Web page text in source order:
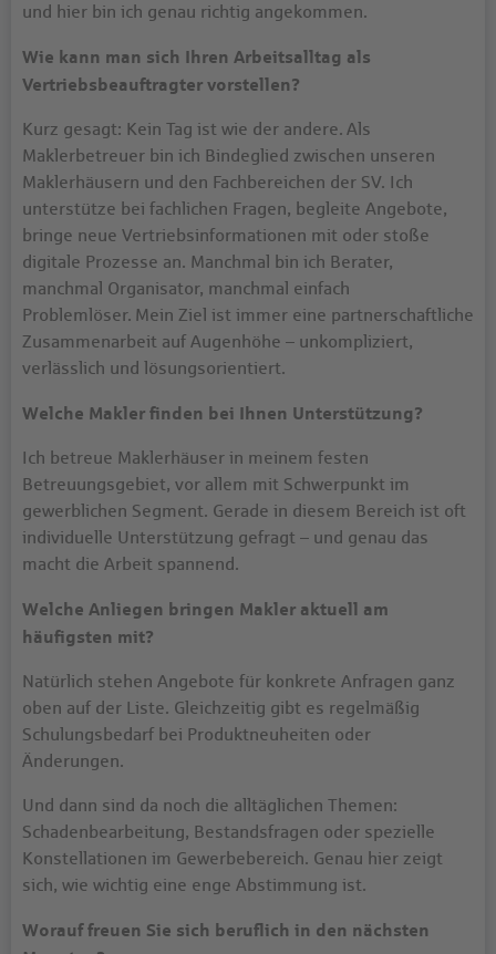
und hier bin ich genau richtig angekommen.
Wie kann man sich Ihren Arbeitsalltag als
Vertriebsbeauftragter vorstellen?
Kurz gesagt: Kein Tag ist wie der andere. Als
Maklerbetreuer bin ich Bindeglied zwischen unseren
Maklerhäusern und den Fachbereichen der SV. Ich
unterstütze bei fachlichen Fragen, begleite Angebote,
bringe neue Vertriebsinformationen mit oder stoße
digitale Prozesse an. Manchmal bin ich Berater,
manchmal Organisator, manchmal einfach
Problemlöser. Mein Ziel ist immer eine partnerschaftliche
Zusammenarbeit auf Augenhöhe – unkompliziert,
verlässlich und lösungsorientiert.
Welche Makler finden bei Ihnen Unterstützung?
Ich betreue Maklerhäuser in meinem festen
Betreuungsgebiet, vor allem mit Schwerpunkt im
gewerblichen Segment. Gerade in diesem Bereich ist oft
individuelle Unterstützung gefragt – und genau das
macht die Arbeit spannend.
Welche Anliegen bringen Makler aktuell am
häufigsten mit?
Natürlich stehen Angebote für konkrete Anfragen ganz
oben auf der Liste. Gleichzeitig gibt es regelmäßig
Schulungsbedarf bei Produktneuheiten oder
Änderungen.
Und dann sind da noch die alltäglichen Themen:
Schadenbearbeitung, Bestandsfragen oder spezielle
Konstellationen im Gewerbebereich. Genau hier zeigt
sich, wie wichtig eine enge Abstimmung ist.
Worauf freuen Sie sich beruflich in den nächsten